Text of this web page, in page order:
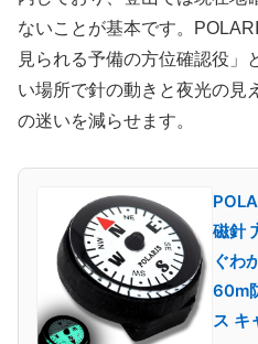
ないことが基本です。
見られる予備の方位確認役」
い場所で針の動きと夜光の見
の迷いを減らせます。
磁針
ぐわ
60m
ス キ